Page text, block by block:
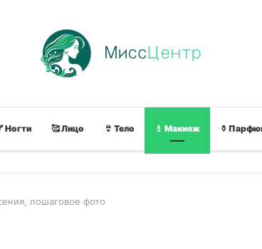
Ногти 🥰 Лицо 👙 Тело 💄 Макияж ⚱
пошаговое фото